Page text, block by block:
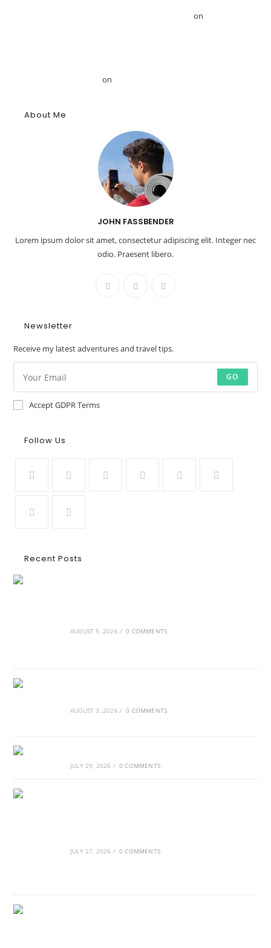
on
on
About Me
JOHN FASSBENDER
Lorem ipsum dolor sit amet, consectetur adipiscing elit. Integer nec
odio. Praesent libero.
Newsletter
Receive my latest adventures and travel tips.
GO
Accept GDPR Terms
Follow Us
Recent Posts
AUGUST 5, 2026 / 0 COMMENTS
AUGUST 3, 2026 / 0 COMMENTS
JULY 29, 2026 / 0 COMMENTS
JULY 27, 2026 / 0 COMMENTS